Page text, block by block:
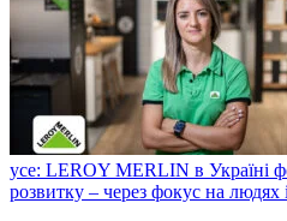
усе: LEROY MERLIN в Україні
розвитку – через фокус на людях і